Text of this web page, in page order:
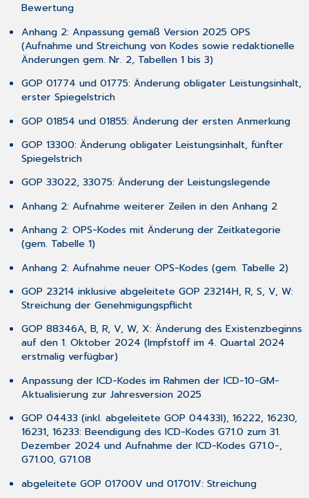
Bewertung
Anhang 2: Anpassung gemäß Version 2025 OPS
(Aufnahme und Streichung von Kodes sowie redaktionelle
Änderungen gem. Nr. 2, Tabellen 1 bis 3)
GOP 01774 und 01775: Änderung obligater Leistungsinhalt,
erster Spiegelstrich
GOP 01854 und 01855: Änderung der ersten Anmerkung
GOP 13300: Änderung obligater Leistungsinhalt, fünfter
Spiegelstrich
GOP 33022, 33075: Änderung der Leistungslegende
Anhang 2: Aufnahme weiterer Zeilen in den Anhang 2
Anhang 2: OPS-Kodes mit Änderung der Zeitkategorie
(gem. Tabelle 1)
Anhang 2: Aufnahme neuer OPS-Kodes (gem. Tabelle 2)
GOP 23214 inklusive abgeleitete GOP 23214H, R, S, V, W:
Streichung der Genehmigungspflicht
GOP 88346A, B, R, V, W, X: Änderung des Existenzbeginns
auf den 1. Oktober 2024 (Impfstoff im 4. Quartal 2024
erstmalig verfügbar)
Anpassung der ICD-Kodes im Rahmen der ICD-10-GM-
Aktualisierung zur Jahresversion 2025
GOP 04433 (inkl. abgeleitete GOP 04433I), 16222, 16230,
16231, 16233: Beendigung des ICD-Kodes G71.0 zum 31.
Dezember 2024 und Aufnahme der ICD-Kodes G71.0-,
G71.00, G71.08
abgeleitete GOP 01700V und 01701V: Streichung